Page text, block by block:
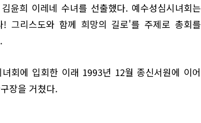
윤희 이레네 수녀를 선출했다. 예수성심시녀회는
그리스도와 함께 희망의 길로'를 주제로 총회를
회에 입회한 이래 1993년 12월 종신서원에 이어
장을 거쳤다.